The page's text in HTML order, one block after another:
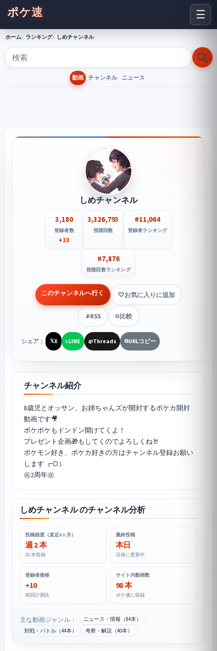
☰
ポケ速
ホーム ランキング しめチャンネル
動画 チャンネル ニュース
しめチャンネル
3,180
登録者数
+10
3,326,793
視聴回数
#11,064
登録者ランキング
#7,876
視聴回数ランキング
このチャンネルへ行く お気に入りに追加
📡RSS ⚖️比較
シェア： 𝕏X LLINE @Threads ⧉URLコピー
チャンネル紹介
8歳児とオッサン、お姉ちゃんズが開封するポケカ開封
ポケポケもドンドン開けてくよ！
プレゼント企画🎁もしてくのでよろしくね🤘
ポケモン好き、ポケカ好きの方はチャンネル登録お願い
します ┏○）
㊗️2周年㊗️
しめチャンネル のチャンネル分析
投稿頻度（直近6ヶ月）
週 2 本
52 本投稿
最終投稿
本日
活発に更新中
登録者推移
+10
前回計測比
サイト内動画数
98 本
ポケ速に収録
主な動画ジャンル：
ニュース・情報（84本）
対戦・バトル（44本）
考察・解説（40本）